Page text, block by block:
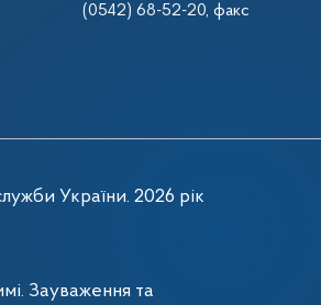
(0542) 68-52-20, факс
України. 2026 рік
Зауваження та